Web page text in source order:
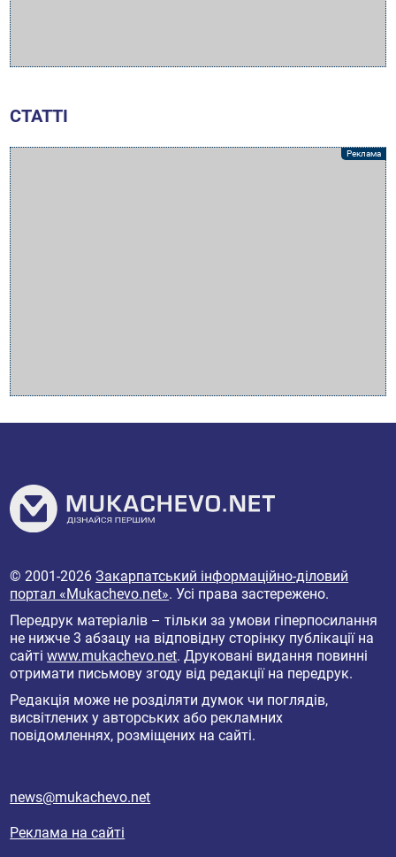
СТАТТІ
© 2001-2026Закарпатський інформаційно-діловий
портал «Mukachevo.net». Усі права застережено.
Передрук матеріалів – тільки за умови гіперпосилання
не нижче 3 абзацу на відповідну сторінку публікації на
сайтіwww.mukachevo.net. Друковані видання повинні
отримати письмову згоду від редакції на передрук.
Редакція може не розділяти думок чи поглядів,
висвітлених у авторських або рекламних
повідомленнях, розміщених на сайті.
news@mukachevo.net
Реклама на сайті